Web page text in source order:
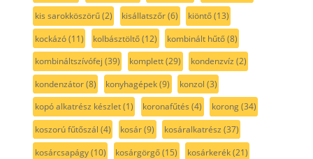
kis sarokköszörű(2) kisállatszőr(6) kiöntő(13)
kockázó(11) kolbásztöltő(12) kombinált hűtő(8)
kombináltszívófej (39) komplett(29) kondenzvíz (2)
kondenzátor(8) konyhagépek(9) konzol (3)
kopó alkatrész készlet(1) koronafűtés (4) korong(34)
koszorú fűtőszál (4) kosár(9) kosáralkatrész (37)
kosárcsapágy(10) kosárgörgő(15) kosárkerék(21)